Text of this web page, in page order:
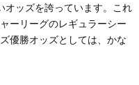
オッズを誇っています。これ
ーリーグのレギュラーシー
優勝オッズとしては、かな